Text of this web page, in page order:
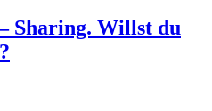
Sebastian
Fitzek
Sharing. Willst du